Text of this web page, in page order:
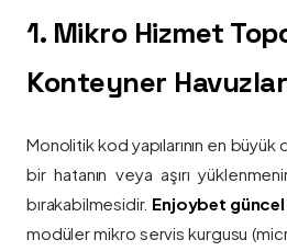
1. Mikro Hizmet
Konteyner
Monolitik kod yapılarının en
bir hatanın veya aşırı
bırakabilmesidir. Enjoybet güncel
modüler mikro servis kurgusu